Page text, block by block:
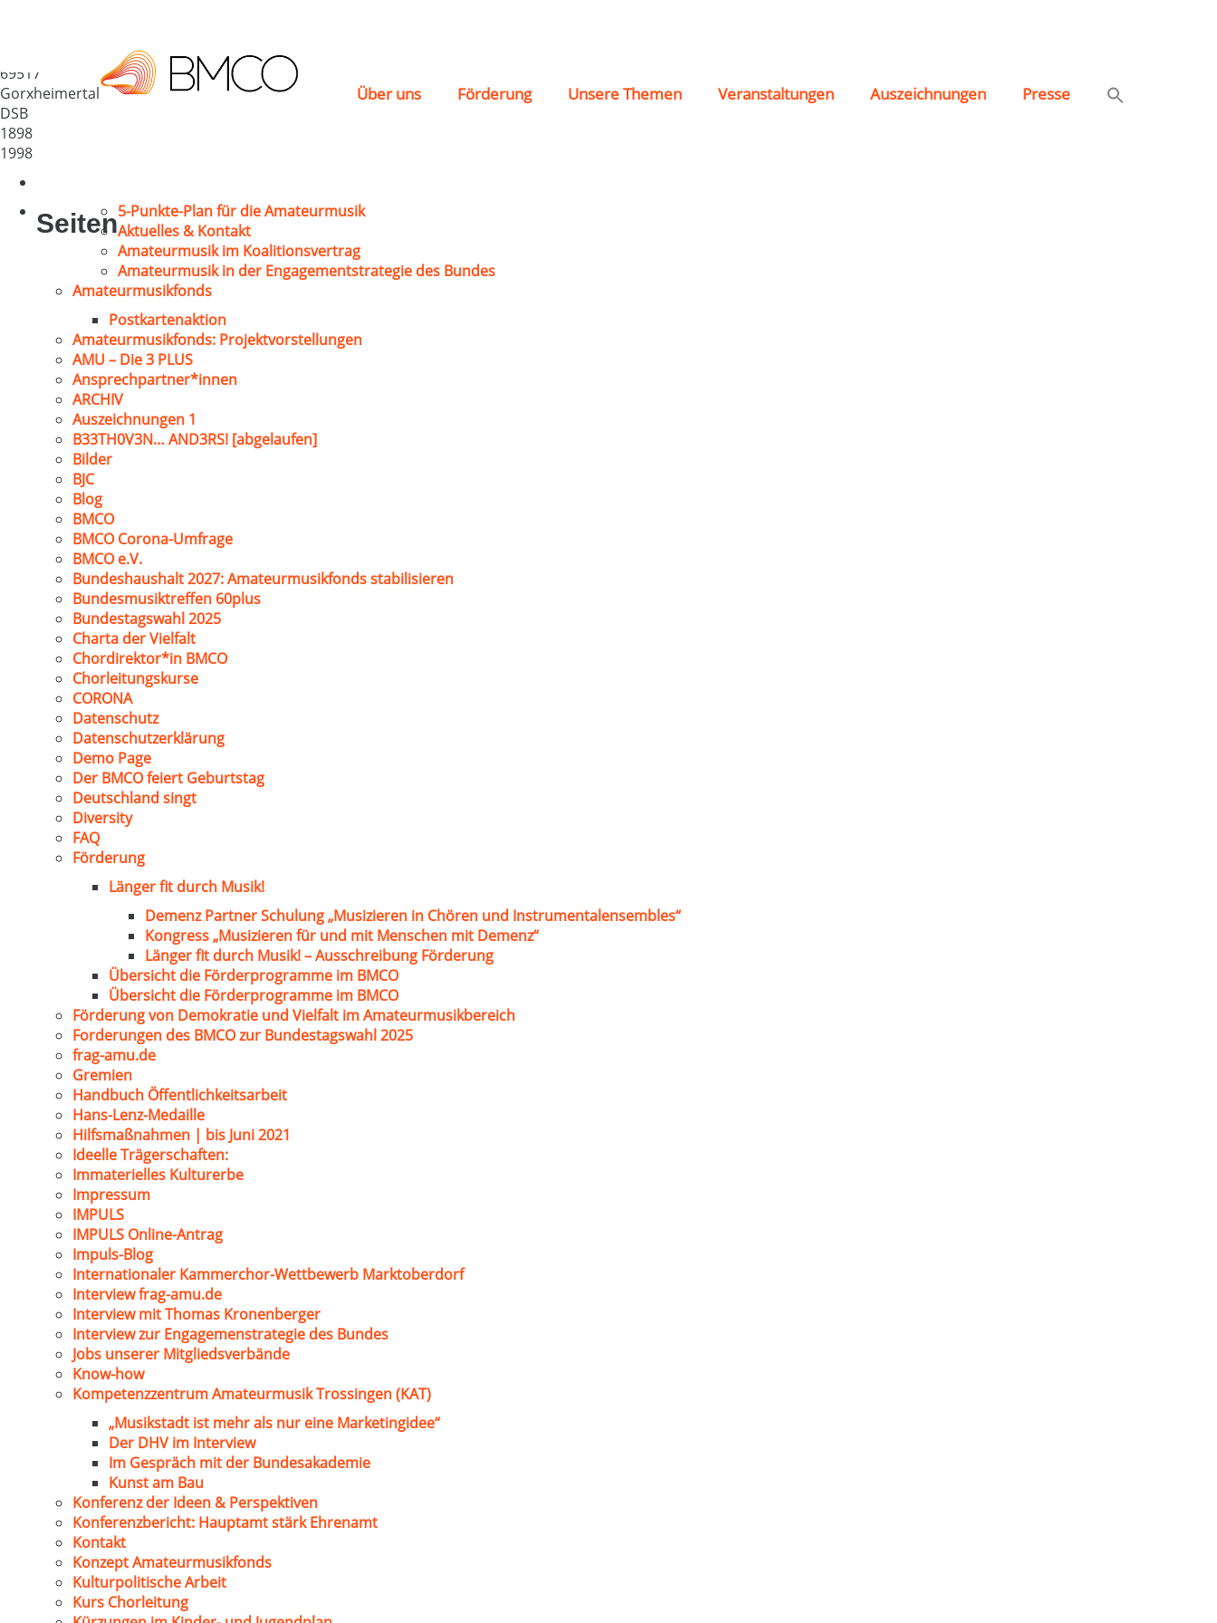
Über uns Förderung Unsere Themen Veranstaltungen Auszeichnungen Presse
69517
Gorxheimertal
DSB
1898
1998
Seiten5-Punkte-Plan für die Amateurmusik
Aktuelles & Kontakt
Amateurmusik im Koalitionsvertrag
Amateurmusik in der Engagementstrategie des Bundes
Amateurmusikfonds
Postkartenaktion
Amateurmusikfonds: Projektvorstellungen
AMU – Die 3 PLUS
Ansprechpartner*innen
ARCHIV
Auszeichnungen 1
B33TH0V3N… AND3RS! [abgelaufen]
Bilder
BJC
Blog
BMCO
BMCO Corona-Umfrage
BMCO e.V.
Bundeshaushalt 2027: Amateurmusikfonds stabilisieren
Bundesmusiktreffen 60plus
Bundestagswahl 2025
Charta der Vielfalt
Chordirektor*in BMCO
Chorleitungskurse
CORONA
Datenschutz
Datenschutzerklärung
Demo Page
Der BMCO feiert Geburtstag
Deutschland singt
Diversity
FAQ
Förderung
Länger fit durch Musik!
Demenz Partner Schulung „Musizieren in Chören und Instrumentalensembles“
Kongress „Musizieren für und mit Menschen mit Demenz“
Länger fit durch Musik! – Ausschreibung Förderung
Übersicht die Förderprogramme im BMCO
Übersicht die Förderprogramme im BMCO
Förderung von Demokratie und Vielfalt im Amateurmusikbereich
Forderungen des BMCO zur Bundestagswahl 2025
frag-amu.de
Gremien
Handbuch Öffentlichkeitsarbeit
Hans-Lenz-Medaille
Hilfsmaßnahmen | bis Juni 2021
Ideelle Trägerschaften:
Immaterielles Kulturerbe
Impressum
IMPULS
IMPULS Online-Antrag
Impuls-Blog
Internationaler Kammerchor-Wettbewerb Marktoberdorf
Interview frag-amu.de
Interview mit Thomas Kronenberger
Interview zur Engagemenstrategie des Bundes
Jobs unserer Mitgliedsverbände
Know-how
Kompetenzzentrum Amateurmusik Trossingen (KAT)
„Musikstadt ist mehr als nur eine Marketingidee“
Der DHV im Interview
Im Gespräch mit der Bundesakademie
Kunst am Bau
Konferenz der Ideen & Perspektiven
Konferenzbericht: Hauptamt stärk Ehrenamt
Kontakt
Konzept Amateurmusikfonds
Kulturpolitische Arbeit
Kurs Chorleitung